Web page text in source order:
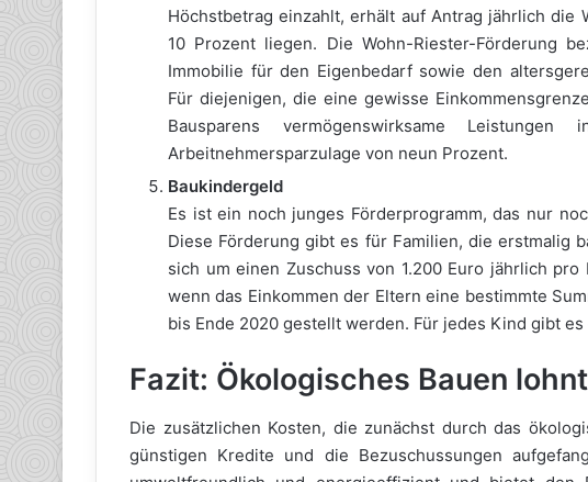
Höchstbetrag einzahlt, erhält auf Antrag jährlich die
10 Prozent liegen. Die Wohn-Riester-Förderung
Immobilie für den Eigenbedarf sowie den
Für diejenigen, die eine gewisse
Bausparens vermögenswirksame
Arbeitnehmersparzulage von neun Prozent.
Baukindergeld
Es ist ein noch junges Förderprogramm, das nur
Diese Förderung gibt es für Familien, die erstmalig
sich um einen Zuschuss von 1.200 Euro jährlich
wenn das Einkommen der Eltern eine bestimmte
bis Ende 2020 gestellt werden. Für jedes Kind gibt
Fazit: Ökologisches Bauen
Die zusätzlichen Kosten, die zunächst durch das
günstigen Kredite und die Bezuschussungen